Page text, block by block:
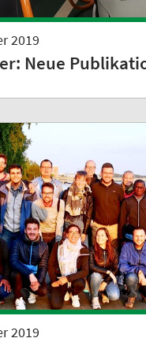
2019
Neue
2019